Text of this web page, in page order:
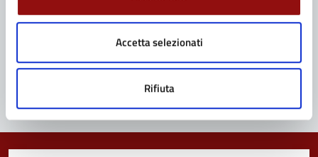
Accetta selezionati
Rifiuta
Pagina precedente
...
13 Pagina successiva